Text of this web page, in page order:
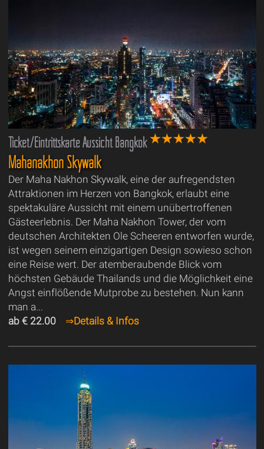
Ticket/Eintrittskarte Aussicht Bangkok
Mahanakhon Skywalk
Der Maha Nakhon Skywalk, eine der aufregendsten
Attraktionen im Herzen von Bangkok, erlaubt eine
spektakuläre Aussicht mit einem unübertroffenen
Gästeerlebnis. Der Maha Nakhon Tower, der vom
deutschen Architekten Ole Scheeren entworfen wurde,
ist wegen seinem einzigartigen Design sowieso schon
eine Reise wert. Der atemberaubende Blick vom
höchsten Gebäude Thailands und die Möglichkeit eine
Angst einflößende Mutprobe zu bestehen. Nun kann
man a...
ab € 22.00
⇒Details & Infos